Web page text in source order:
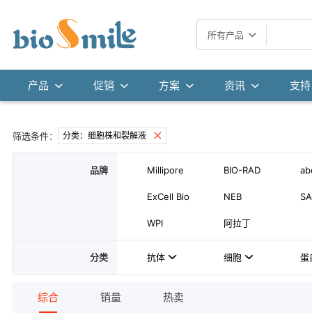
所有产品
产品 促销 方案 资讯 支持
筛选条件： 分类：细胞株和裂解液
品牌 Millipore BIO-RAD
ExCell Bio NEB
WPI 阿拉丁
分类 抗体 细胞 蛋
综合 销量 热卖